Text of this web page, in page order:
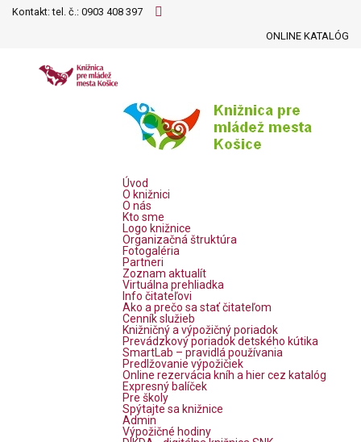
Kontakt: tel. č.: 0903 408 397
ONLINE KATALÓG
Úvod
O knižnici
O nás
Kto sme
Logo knižnice
Organizačná štruktúra
Fotogaléria
Partneri
Zoznam aktualít
Virtuálna prehliadka
Info čitateľovi
Ako a prečo sa stať čitateľom
Cenník služieb
Knižničný a výpožičný poriadok
Prevádzkový poriadok detského kútika
SmartLab – pravidlá používania
Predlžovanie výpožičiek
Online rezervácia kníh a hier cez katalóg
Expresný balíček
Pre školy
Spýtajte sa knižnice
Admin
Výpožičné hodiny